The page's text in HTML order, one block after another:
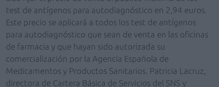
test de antígenos para autodiagnóstico en 2,94 euros.
Este precio se aplicará a todos los test de antígenos
para autodiagnóstico que sean de venta en las oficinas
de farmacia y que hayan sido autorizada su
comercialización por la Agencia Española de
Medicamentos y Productos Sanitarios. Patricia Lacruz,
directora de Cartera Básica de Servicios del SNS y